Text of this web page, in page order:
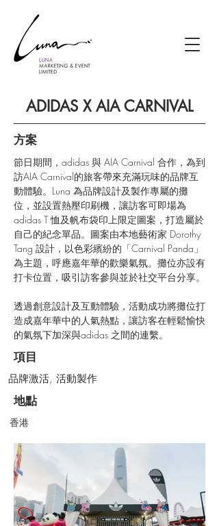
ADIDAS X AIA CARNIVAL
方案
節日期間，adidas 與 AIA Carnival 合作，為到
訪AIA Carnival的旅客帶來充滿玩味的品牌互
動體驗。Luna 為品牌設計及製作專屬的攤
位，並設置熱壓印刷機，讓訪客可即場為
adidas T 恤及帆布袋印上限定圖案，打造屬於
自己的紀念單品。圖案由本地藝術家 Dorothy
Tang 設計，以色彩繽紛的「Carnival Panda」
為主題，呼應嘉年華的歡樂氣氛。攤位亦設有
打卡位置，吸引訪客參與並於社交平台分享。
透過創意設計及互動體驗，活動成功將攤位打
造成嘉年華中的人氣熱點，讓訪客在輕鬆愉快
的氣氛下加深與adidas 之間的連繫。
項目
品牌激活, 活動製作
地點
香港